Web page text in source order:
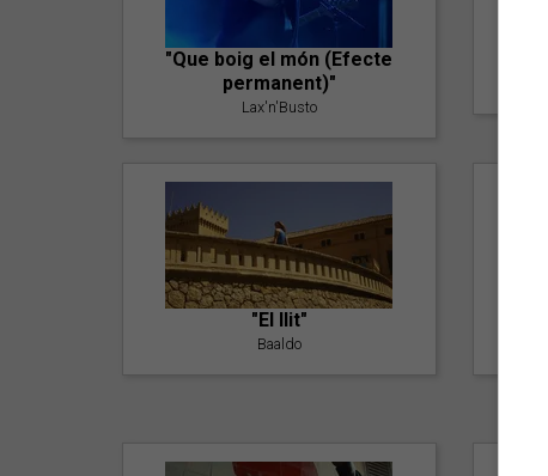
"Que boig el món (Efecte
permanent)"
Lax'n'Busto
"El llit"
Baaldo